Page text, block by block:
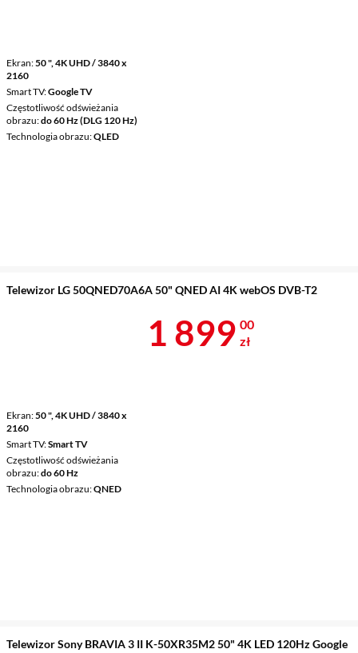
Ekran 50 ", 4K UHD / 3840 x
2160
Smart TV Google TV
Częstotliwość odświeżania
obrazu do 60 Hz (DLG 120 Hz)
Technologia obrazu QLED
Telewizor LG 50QNED70A6A 50" QNED AI 4K webOS DVB-T2
Ekran 50 ", 4K UHD / 3840 x
2160
Smart TV Smart TV
Częstotliwość odświeżania
obrazu do 60 Hz
Technologia obrazu QNED
Cena 1 899 zł
1 899 00
zł
Telewizor Sony BRAVIA 3 II K-50XR35M2 50" 4K LED 120Hz Google